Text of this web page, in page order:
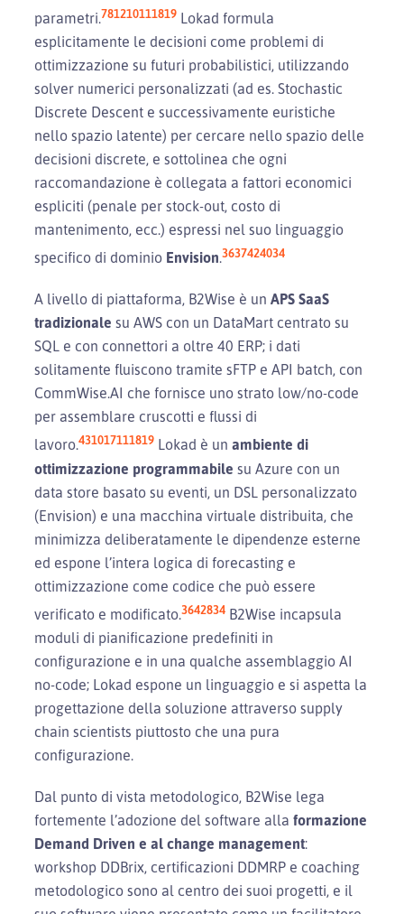
parametri.781210111819 Lokad formula
esplicitamente le decisioni come problemi di
ottimizzazione su futuri probabilistici, utilizzando
solver numerici personalizzati (ad es. Stochastic
Discrete Descent e successivamente euristiche
nello spazio latente) per cercare nello spazio delle
decisioni discrete, e sottolinea che ogni
raccomandazione è collegata a fattori economici
espliciti (penale per stock-out, costo di
mantenimento, ecc.) espressi nel suo linguaggio
specifico di dominio Envision.3637424034
A livello di piattaforma, B2Wise è un APS SaaS
tradizionale su AWS con un DataMart centrato su
SQL e con connettori a oltre 40 ERP; i dati
solitamente fluiscono tramite sFTP e API batch, con
CommWise.AI che fornisce uno strato low/no-code
per assemblare cruscotti e flussi di
lavoro.431017111819 Lokad è un ambiente di
ottimizzazione programmabile su Azure con un
data store basato su eventi, un DSL personalizzato
(Envision) e una macchina virtuale distribuita, che
minimizza deliberatamente le dipendenze esterne
ed espone l’intera logica di forecasting e
ottimizzazione come codice che può essere
verificato e modificato.3642834 B2Wise incapsula
moduli di pianificazione predefiniti in
configurazione e in una qualche assemblaggio AI
no-code; Lokad espone un linguaggio e si aspetta la
progettazione della soluzione attraverso supply
chain scientists piuttosto che una pura
configurazione.
Dal punto di vista metodologico, B2Wise lega
fortemente l’adozione del software alla formazione
Demand Driven e al change management:
workshop DDBrix, certificazioni DDMRP e coaching
metodologico sono al centro dei suoi progetti, e il